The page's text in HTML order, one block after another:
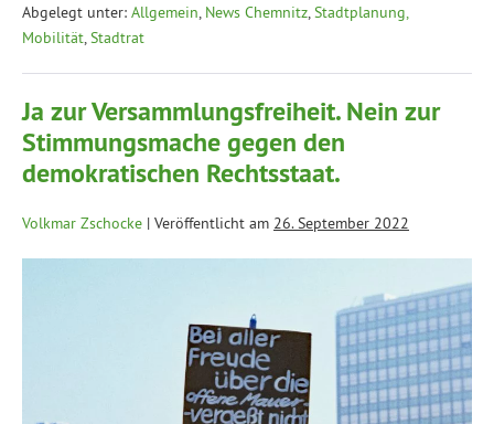
Abgelegt unter: Allgemein, News Chemnitz,Stadtplanung,
Mobilität,Stadtrat
Ja zur Versammlungsfreiheit. Nein zur
Stimmungsmache gegen den
demokratischen Rechtsstaat.
Volkmar Zschocke | Veröffentlicht am 26. September 2022